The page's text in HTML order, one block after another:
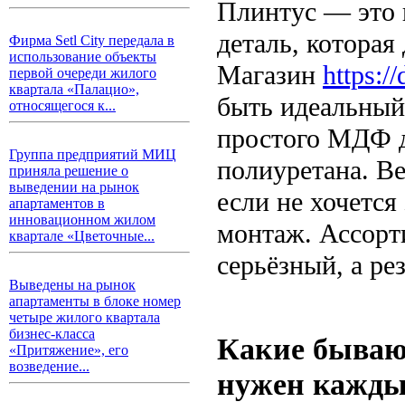
Фирма Setl City передала в
использование объекты
первой очереди жилого
квартала «Палацио»,
относящегося к...
Группа предприятий МИЦ
приняла решение о
выведении на рынок
апартаментов в
инновационном жилом
квартале «Цветочные...
Выведены на рынок
апартаменты в блоке номер
четыре жилого квартала
бизнес-класса
«Притяжение», его
возведение...
Плинтус — это
деталь,
Магазин https://
быть
простого МДФ
полиуретана.
если не
монтаж.
серьёзный, а
Какие
нужен